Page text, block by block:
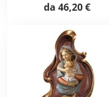
da 46,20 €